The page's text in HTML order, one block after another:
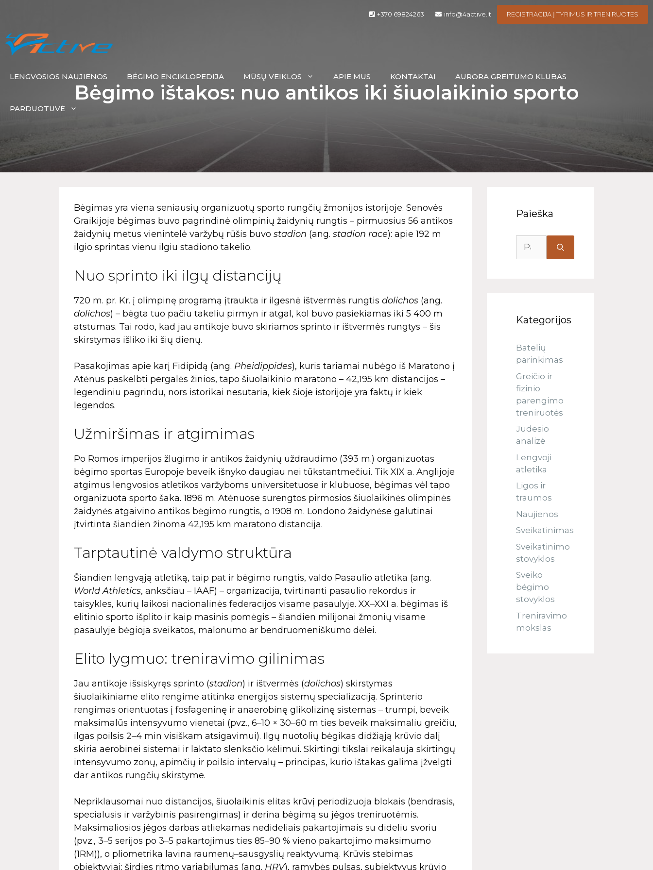
+370 69824263 info@4active.lt REGISTRACIJA Į TYRIMUS IR TRENIRUOTES
LENGVOSIOS NAUJIENOS BĖGIMO ENCIKLOPEDIJA MŪSŲ VEIKLOS APIE MUS KONTAKTAI AURORA GREITUMO KLUBAS
PARDUOTUVĖ
Bėgimo ištakos: nuo antikos iki šiuolaikinio sporto
Bėgimas yra viena seniausių organizuotų sporto rungčių žmonijos istorijoje. Senovės
Graikijoje bėgimas buvo pagrindinė olimpinių žaidynių rungtis – pirmuosius 56 antikos
žaidynių metus vienintelė varžybų rūšis buvo stadion (ang. stadion race): apie 192 m
ilgio sprintas vienu ilgiu stadiono takelio.
Nuo sprinto iki ilgų distancijų
720 m. pr. Kr. į olimpinę programą įtraukta ir ilgesnė ištvermės rungtis dolichos (ang.
dolichos) – bėgta tuo pačiu takeliu pirmyn ir atgal, kol buvo pasiekiamas iki 5 400 m
atstumas. Tai rodo, kad jau antikoje buvo skiriamos sprinto ir ištvermės rungtys – šis
skirstymas išliko iki šių dienų.
Pasakojimas apie karį Fidipidą (ang. Pheidippides), kuris tariamai nubėgo iš Maratono į
Atėnus paskelbti pergalės žinios, tapo šiuolaikinio maratono – 42,195 km distancijos –
legendiniu pagrindu, nors istorikai nesutaria, kiek šioje istorijoje yra faktų ir kiek
legendos.
Užmiršimas ir atgimimas
Po Romos imperijos žlugimo ir antikos žaidynių uždraudimo (393 m.) organizuotas
bėgimo sportas Europoje beveik išnyko daugiau nei tūkstantmečiui. Tik XIX a. Anglijoje
atgimus lengvosios atletikos varžyboms universitetuose ir klubuose, bėgimas vėl tapo
organizuota sporto šaka. 1896 m. Atėnuose surengtos pirmosios šiuolaikinės olimpinės
žaidynės atgaivino antikos bėgimo rungtis, o 1908 m. Londono žaidynėse galutinai
įtvirtinta šiandien žinoma 42,195 km maratono distancija.
Tarptautinė valdymo struktūra
Šiandien lengvąją atletiką, taip pat ir bėgimo rungtis, valdo Pasaulio atletika (ang.
World Athletics, anksčiau – IAAF) – organizacija, tvirtinanti pasaulio rekordus ir
taisykles, kurių laikosi nacionalinės federacijos visame pasaulyje. XX–XXI a. bėgimas iš
elitinio sporto išplito ir kaip masinis pomėgis – šiandien milijonai žmonių visame
pasaulyje bėgioja sveikatos, malonumo ar bendruomeniškumo dėlei.
Elito lygmuo: treniravimo gilinimas
Jau antikoje išsiskyręs sprinto (stadion) ir ištvermės (dolichos) skirstymas
šiuolaikiniame elito rengime atitinka energijos sistemų specializaciją. Sprinterio
rengimas orientuotas į fosfageninę ir anaerobinę glikolizinę sistemas – trumpi, beveik
maksimalūs intensyvumo vienetai (pvz., 6–10 × 30–60 m ties beveik maksimaliu greičiu,
ilgas poilsis 2–4 min visiškam atsigavimui). Ilgų nuotolių bėgikas didžiąją krūvio dalį
skiria aerobinei sistemai ir laktato slenksčio kėlimui. Skirtingi tikslai reikalauja skirtingų
intensyvumo zonų, apimčių ir poilsio intervalų – principas, kurio ištakas galima įžvelgti
dar antikos rungčių skirstyme.
Nepriklausomai nuo distancijos, šiuolaikinis elitas krūvį periodizuoja blokais (bendrasis,
specialusis ir varžybinis pasirengimas) ir derina bėgimą su jėgos treniruotėmis.
Maksimaliosios jėgos darbas atliekamas nedideliais pakartojimais su dideliu svoriu
(pvz., 3–5 serijos po 3–5 pakartojimus ties 85–90 % vieno pakartojimo maksimumo
(1RM)), o pliometrika lavina raumenų–sausgyslių reaktyvumą. Krūvis stebimas
objektyviai: širdies ritmo variabilumas (ang. HRV), ramybės pulsas, subjektyvus krūvio
Paieška
Kategorijos
Batelių
parinkimas
Greičio ir
fizinio
parengimo
treniruotės
Judesio
analizė
Lengvoji
atletika
Ligos ir
traumos
Naujienos
Sveikatinimas
Sveikatinimo
stovyklos
Sveiko
bėgimo
stovyklos
Treniravimo
mokslas